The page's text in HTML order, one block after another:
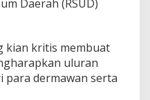
Daerah (RSUD)
kian kritis membuat
uluran
para dermawan serta